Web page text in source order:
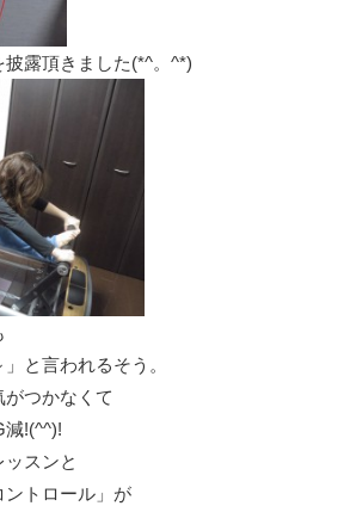
露頂きました(*^。^*)
と言われるそう。
つかなくて
減!(^^)!
スンと
ントロール」が